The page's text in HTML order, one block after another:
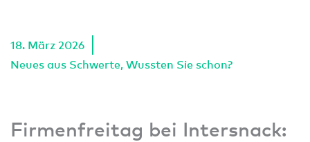
18. März 2026
Neues aus Schwerte, Wussten Sie schon?
Firmenfreitag bei Intersnack: